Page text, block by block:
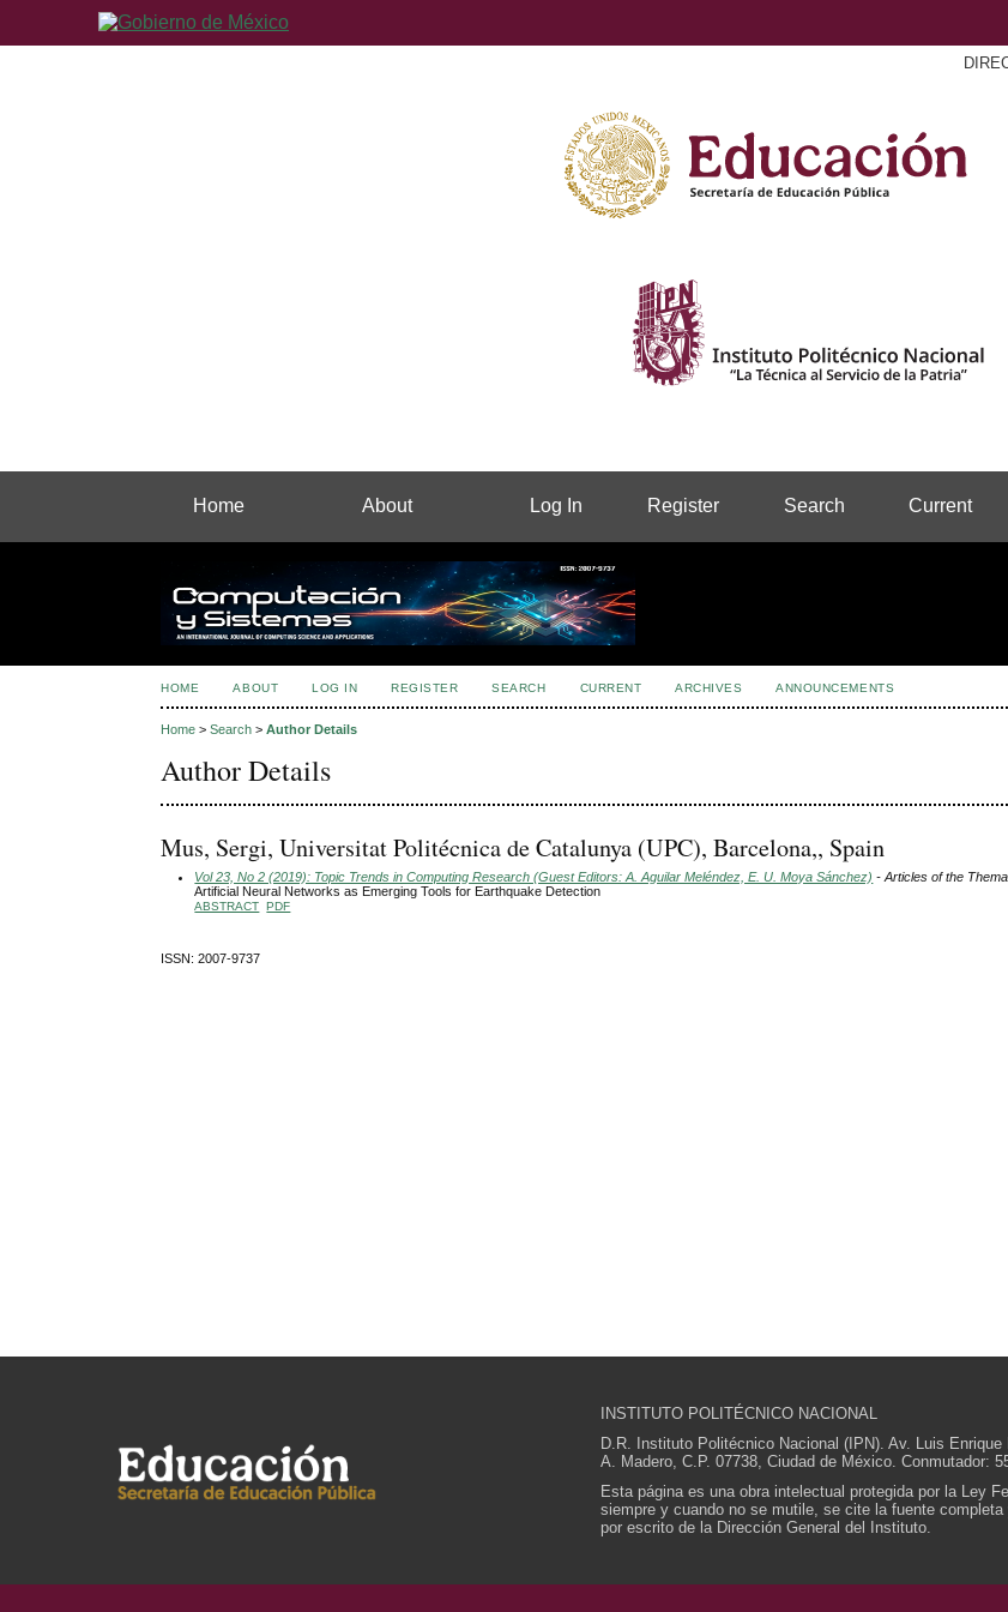
Home About Log In Register Search Current
HOME ABOUT LOG IN REGISTER SEARCH CURRENT ARCHIVES ANNOUNCEMENTS
Home >Search >Author Details
Author Details
Mus, Sergi, Universitat Politécnica de Catalunya (UPC), Barcelona,, Spain
Vol 23, No 2 (2019): Topic Trends in Computing Research (Guest Editors: A. Aguilar Meléndez, E. U. Moya Sánchez) - Articles of the
Artificial Neural Networks as Emerging Tools for Earthquake Detection
ABSTRACT PDF
ISSN: 2007-9737
INSTITUTO POLITÉCNICO NACIONAL
D.R. Instituto Politécnico Nacional (IPN). Av. Luis
A. Madero, C.P. 07738, Ciudad de México. Conmutador:
Esta página es una obra intelectual protegida por la Ley
siempre y cuando no se mutile, se cite la fuente
por escrito de la Dirección General del Instituto.